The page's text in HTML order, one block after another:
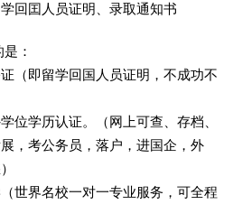
回囯人员证明、录取通知书
：
（即留学回国人员证明，不成功不
位学历认证。（网上可查、存档、
，考公务员，落户，进国企，外
）
世界名校一对一专业服务，可全程